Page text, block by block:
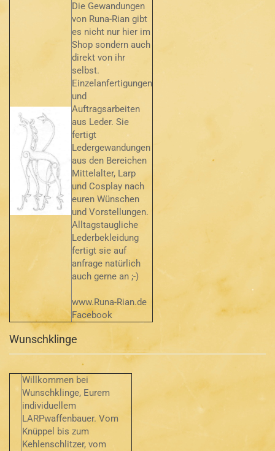
Die Gewandungen
von Runa-Rian gibt
es nicht nur hier im
Shop sondern auch
direkt von ihr
selbst.
Einzelanfertigungen
und
Auftragsarbeiten
aus Leder. Sie
fertigt
Ledergewandungen
aus den Bereichen
Mittelalter, Larp
und Cosplay nach
euren Wünschen
und Vorstellungen.
Alltagstaugliche
Lederbekleidung
fertigt sie auf
anfrage natürlich
auch gerne an ;-)
www.Runa-Rian.de
Facebook
Wunschklinge
Willkommen bei
Wunschklinge, Eurem
individuellem
LARPwaffenbauer. Vom
Knüppel bis zum
Kehlenschlitzer, vom